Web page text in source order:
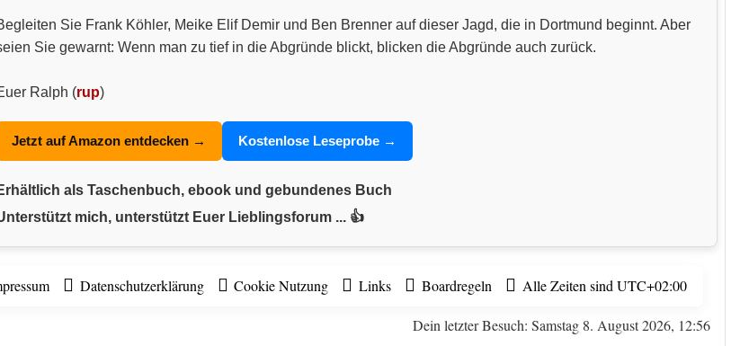
Sie Frank Köhler, Meike Elif Demir und Ben Brenner auf dieser Jagd, die in Dortmund beginnt. Aber
Sie gewarnt: Wenn man zu tief in die Abgründe blickt, blicken die Abgründe auch zurück.
Ralph (rup)
Jetzt auf Amazon entdecken → Kostenlose Leseprobe →
als Taschenbuch, ebook und gebundenes Buch
mich, unterstützt Euer Lieblingsforum ... 👍
Datenschutzerklärung Cookie Nutzung Links Boardregeln Alle Zeiten sind UTC+02:00
Dein letzter Besuch: Samstag 8. August 2026, 12:56